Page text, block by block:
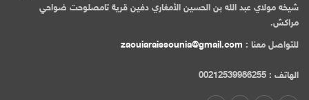
شيخه مولاي عبد الله بن الحسين الأمغاري دفين قرية تامصلوحت ضواحي
مراكش.
للتواصل معنا : zaouiaraissounia@gmail.com
الهاتف : 00212539986255